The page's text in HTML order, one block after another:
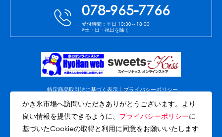
078-965-7766
受付時間：平日 10:30～18:00
※土・日・祝日を除く
特定商品取引法に基づく表示
プライバシーポリシー
免責事項
会社案内 サイトマップ
(C)Copyright Akashi-Hyohan co.,ltd. All rights reserved.
かき氷市場へ訪問いただきありがとうございます。より
良い情報を提供できるように、 プライバシーポリシーに
基づいたCookieの取得と利用に同意をお願いいたします